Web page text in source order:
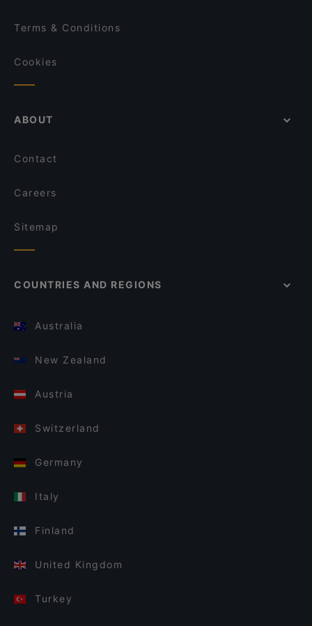
Terms & Conditions
Cookies
ABOUT
Contact
Careers
Sitemap
COUNTRIES AND REGIONS
Australia
New Zealand
Austria
Switzerland
Germany
Italy
Finland
United Kingdom
Turkey